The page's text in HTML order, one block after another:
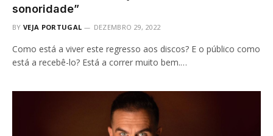
sonoridade”
BY VEJA PORTUGAL DEZEMBRO 29, 2022
Como está a viver este regresso aos discos? E o público como
está a recebê-lo? Está a correr muito bem.…